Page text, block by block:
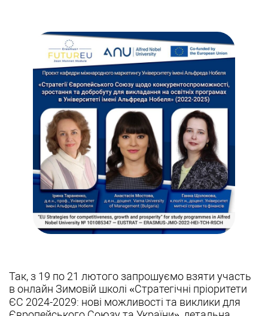
Так, з 19 по 21 лютого запрошуємо взяти участь
в онлайн Зимовій школі «Стратегічні пріоритети
ЄС 2024-2029: нові можливості та виклики для